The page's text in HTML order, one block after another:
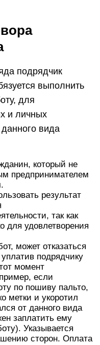
подрядчик
выполнить
для
и личных
вида
который не
предпринимателем
результат
так как
для удовлетворения
может отказаться
подрядчику
момент
если
по пошиву пальто,
метки и укоротил
от данного вида
заплатить ему
Указывается
сторон. Оплата